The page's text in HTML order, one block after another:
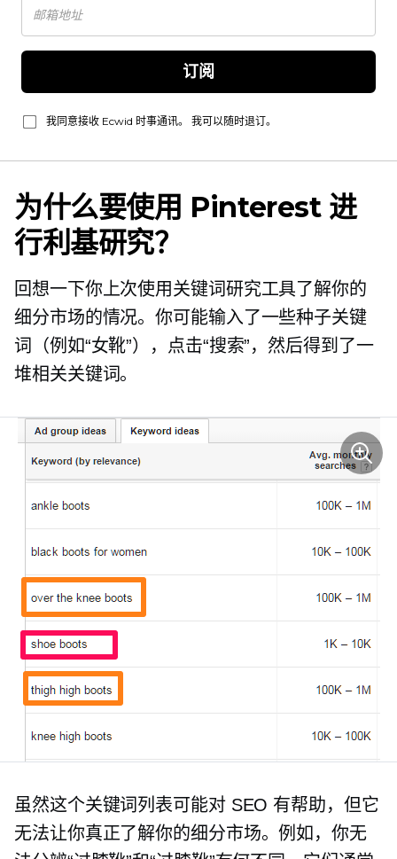
订阅
我同意接收 Ecwid 时事通讯。 我可以随时退订。
为什么要使用 Pinterest 进
行利基研究？
回想一下你上次使用关键词研究工具了解你的
细分市场的情况。你可能输入了一些种子关键
词（例如“女靴”），点击“搜索”，然后得到了一
堆相关关键词。
虽然这个关键词列表可能对 SEO 有帮助，但它
无法让你真正了解你的细分市场。例如，你无